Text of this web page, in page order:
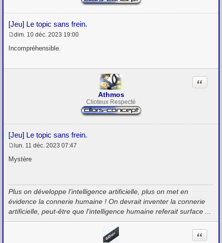
[Jeu] Le topic sans frein.
e
a
dim. 10 déc. 2023 19:00
Incompréhensible.
Athmos
Clioteux Respecté
[Jeu] Le topic sans frein.
Citation
e
s
g
e
lun. 11 déc. 2023 07:47
Mystère
Plus on développe l'intelligence artificielle, plus on met en
évidence la connerie humaine ! On devrait inventer la connerie
artificielle, peut-être que l'intelligence humaine referait surface ...
Citation